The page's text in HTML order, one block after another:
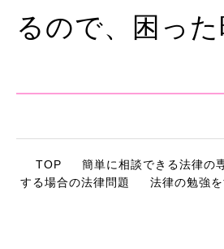
るので、困っ
TOP 簡単に相談できる法律の
する場合の法律問題
法律の勉強